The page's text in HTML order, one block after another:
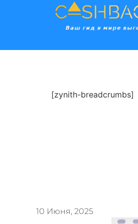
[zynith-breadcrumbs]
10 Июня, 2025